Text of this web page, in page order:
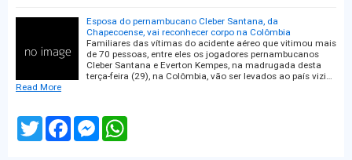
Esposa do pernambucano Cleber Santana, da
Chapecoense, vai reconhecer corpo na Colômbia
Familiares das vítimas do acidente aéreo que vitimou mais
de 70 pessoas, entre eles os jogadores pernambucanos
Cleber Santana e Everton Kempes, na madrugada desta
terça-feira (29), na Colômbia, vão ser levados ao país vizi…
Read More
T
w
F
M